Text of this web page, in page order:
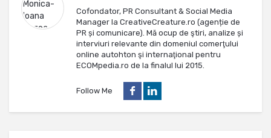
Cofondator, PR Consultant & Social Media
Manager la CreativeCreature.ro (agenție de
PR și comunicare). Mă ocup de ştiri, analize și
interviuri relevante din domeniul comerţului
online autohton şi internaţional pentru
ECOMpedia.ro de la finalul lui 2015.
Follow Me